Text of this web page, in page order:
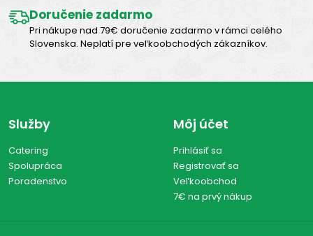
Doručenie zadarmo
Pri nákupe nad 79€ doručenie zadarmo v rámci celého
Slovenska. Neplatí pre veľkoobchodých zákazníkov.
Služby
Catering
Spolupráca
Poradenstvo
Môj účet
Prihlásiť sa
Registrovať sa
Veľkoobchod
7€ na prvý nákup